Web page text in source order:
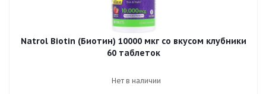
Natrol Biotin (Биотин) 10000 мкг со вкусом клубники
60 таблеток
Нет в наличии